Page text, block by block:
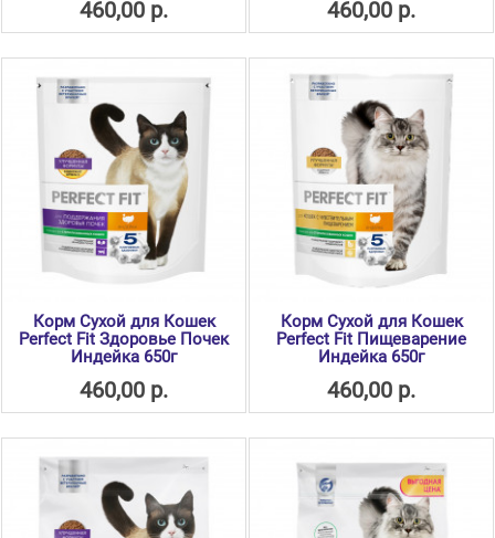
460,00 р. 460,00 р.
Корм Сухой для Кошек
Perfect Fit Здоровье Почек
Индейка 650г
460,00 р.
Корм Сухой для Кошек
Perfect Fit Пищеварение
Индейка 650г
460,00 р.